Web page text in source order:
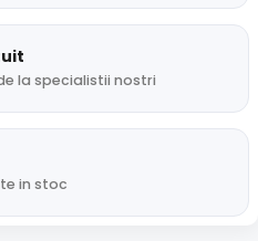
la specialistii nostri
in stoc